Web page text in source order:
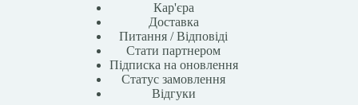
Кар'єра
Доставка
Питання / Відповіді
Стати партнером
Підписка на оновлення
Статус замовлення
Відгуки